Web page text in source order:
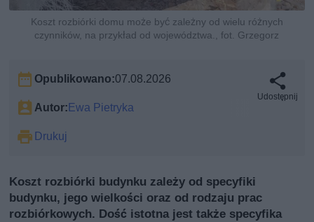
Koszt rozbiórki domu może być zależny od wielu różnych
czynników, na przykład od województwa., fot. Grzegorz
Opublikowano:07.08.2026
Autor:Ewa Pietryka
Drukuj
Udostępnij
Koszt rozbiórki budynku zależy od specyfiki
budynku, jego wielkości oraz od rodzaju prac
rozbiórkowych. Dość istotna jest także specyfika